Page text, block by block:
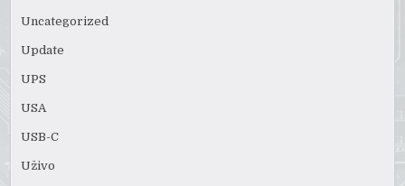
Uncategorized
Update
UPS
USA
USB-C
Uživo